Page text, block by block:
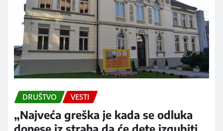
DRUŠTVO VESTI
„Najveća greška je kada se odluka